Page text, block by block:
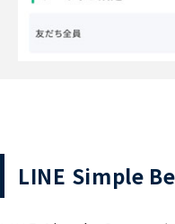
LINE Simple